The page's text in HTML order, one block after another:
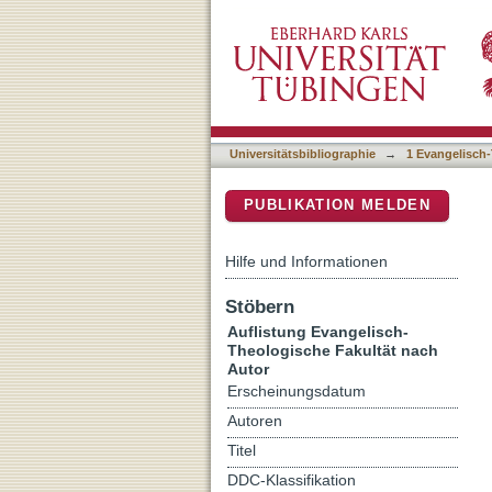
Universitätsbibliographie → 1
PUBLIKATION MELDEN
Hilfe und Informationen
Stöbern
Auflistung Evangelisch-
Theologische Fakultät nach
Autor
Erscheinungsdatum
Autoren
Titel
DDC-Klassifikation